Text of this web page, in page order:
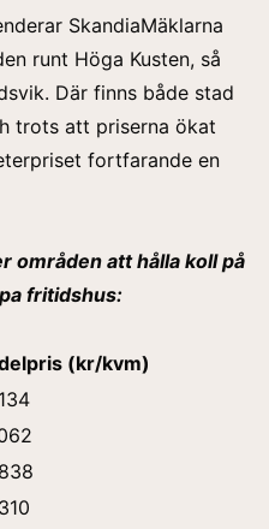
SkandiaMäklarna
runt Höga Kusten, så
Där finns både stad
trots att priserna ökat
fortfarande en
områden att hålla koll på
fritidshus:
(kr/kvm)